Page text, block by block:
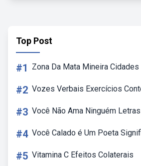
Top Post
#1 Zona Da Mata Mineira Cidades
#2 Vozes Verbais Exercícios
#3 Você Não Ama Ninguém Letras
#4 Você Calado é Um Poeta
#5 Vitamina C Efeitos Colaterais